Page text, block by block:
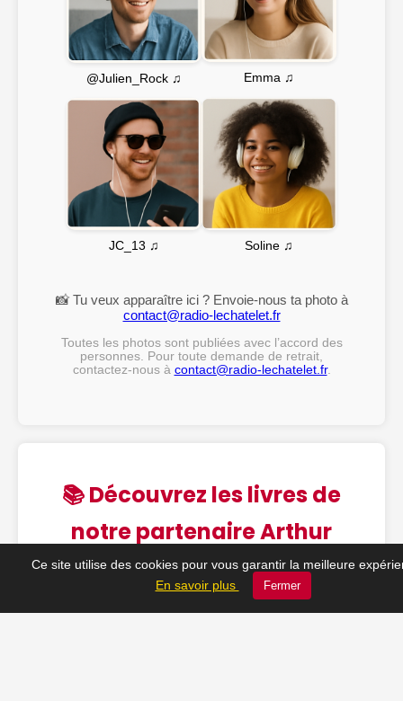
@Julien_Rock ♫ Emma ♫
JC_13 ♫ Soline ♫
📸 Tu veux apparaître ici ? Envoie-nous ta photo à
contact@radio-lechatelet.fr
Toutes les photos sont publiées avec l’accord des
personnes. Pour toute demande de retrait,
contactez-nous à contact@radio-lechatelet.fr.
📚 Découvrez les livres de
notre partenaire Arthur
Montclair !
Des récits captivants, des biographies puissantes…
Ce site utilise des cookies pour vous garantir la meilleure
En savoir plus
Fermer